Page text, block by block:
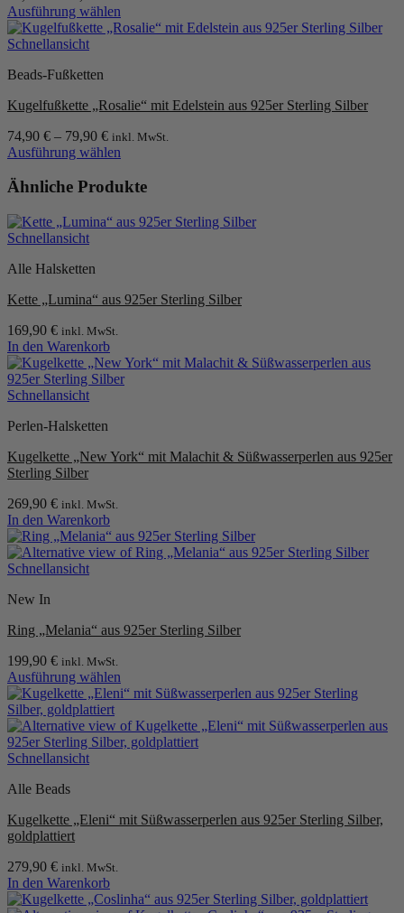
der
Produktseite
gewählt
Ausführung wählen
Dieses
Produkt
mehrere
auf.
Optionen
können
der
gewählt
werden
Schnellansicht
Beads-Fußketten
Kugelfußkette „Rosalie“ mit Edelstein aus 925er Sterling Silber
74,90 € – 79,90 € inkl. MwSt.
Ausführung wählen
Produkt
mehrere
Varianten
auf.
Die
können
der
Produktseite
gewählt
werden
Ähnliche Produkte
Schnellansicht
Alle Halsketten
Kette „Lumina“ aus 925er Sterling Silber
169,90 € inkl. MwSt.
In den Warenkorb
Schnellansicht
Perlen-Halsketten
Kugelkette „New York“ mit Malachit & Süßwasserperlen aus 925er
Sterling Silber
269,90 € inkl. MwSt.
In den Warenkorb
Schnellansicht
New In
Ring „Melania“ aus 925er Sterling Silber
199,90 € inkl. MwSt.
Ausführung wählen
Dieses
Produkt
weist
mehrere
Varianten
Die
können
auf
Produktseite
gewählt
werden
Schnellansicht
Alle Beads
Kugelkette „Eleni“ mit Süßwasserperlen aus 925er Sterling Silber,
goldplattiert
279,90 € inkl. MwSt.
In den Warenkorb